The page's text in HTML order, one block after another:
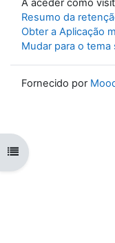
Abrir índice da disciplina
A aceder como
Resumo da
Obter a Aplicação
Mudar para o tema
Fornecido por